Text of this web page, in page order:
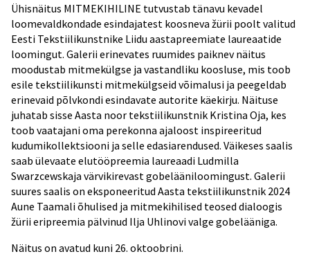
Ühisnäitus MITMEKIHILINE tutvustab tänavu kevadel
loomevaldkondade esindajatest koosneva žürii poolt valitud
Eesti Tekstiilikunstnike Liidu aastapreemiate laureaatide
loomingut. Galerii erinevates ruumides paiknev näitus
moodustab mitmekülgse ja vastandliku koosluse, mis toob
esile tekstiilikunsti mitmekülgseid võimalusi ja peegeldab
erinevaid põlvkondi esindavate autorite käekirju. Näituse
juhatab sisse Aasta noor tekstiilikunstnik Kristina Oja, kes
toob vaatajani oma perekonna ajaloost inspireeritud
kudumikollektsiooni ja selle edasiarendused. Väikeses saalis
saab ülevaate elutööpreemia laureaadi Ludmilla
Swarzcewskaja värvikirevast gobelääniloomingust. Galerii
suures saalis on eksponeeritud Aasta tekstiilikunstnik 2024
Aune Taamali õhulised ja mitmekihilised teosed dialoogis
žürii eripreemia pälvinud Ilja Uhlinovi valge gobelääniga.
Näitus on avatud kuni 26. oktoobrini.